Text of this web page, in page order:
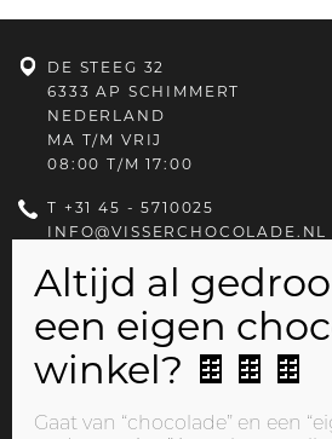
DE STEEG 32
6333 AP SCHIMMERT
NEDERLAND
MA T/M VRIJ
08:00 T/M 17:00
T +31 45 - 5710025
INFO@VISSERCHOCOLADE.NL
Gaat van “chocolade” en een